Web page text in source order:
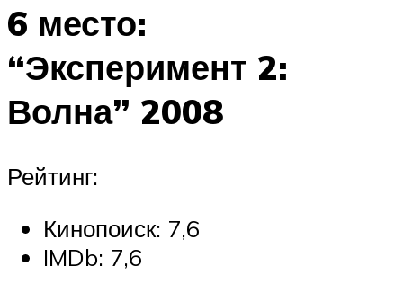
6 место:
“Эксперимент 2:
Волна” 2008
Рейтинг:
Кинопоиск: 7,6
IMDb: 7,6